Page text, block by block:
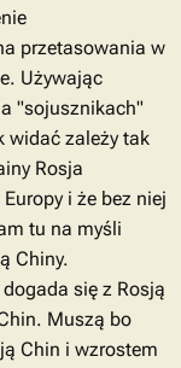
przetasowania w
Używając
"sojusznikach"
widać zależy tak
Rosja
i że bez niej
tu na myśli
Chiny.
się z Rosją
Muszą bo
Chin i wzrostem